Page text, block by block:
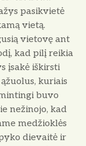
pasikvietė
vietą.
vietovę ant
kad pilį reikia
įsakė iškirsti
kuriais
buvo
nežinojo, kad
medžioklės
dievaitė ir